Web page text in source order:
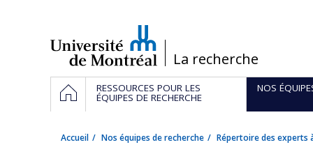
/La recherche
Navigation
principale
ACCUEILRESSOURCES POUR LES
ÉQUIPES DE RECHERCHE
NOS
Accueil Nos équipes de recherche Répertoire des experts